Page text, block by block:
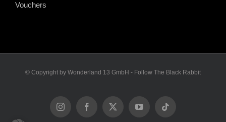
Vouchers
© Copyright by Wonderland 13 GmbH - Follow The Black Rabbit
InstagramFacebook
X YouTubeTiktok